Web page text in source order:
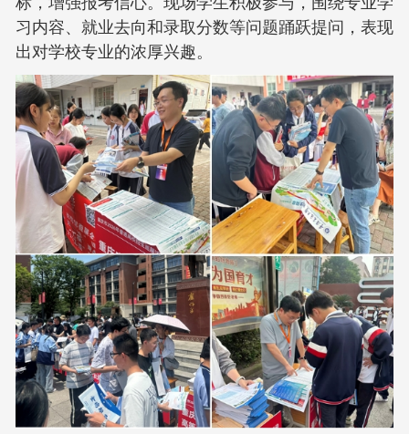
习内容、就业去向和录取分数等问题踊跃提问，表现
出对学校专业的浓厚兴趣。